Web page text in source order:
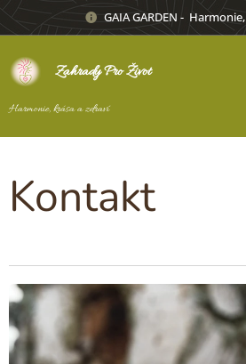
GAIA GARDEN -
Zahrady Pro Život
Harmonie, krása a zdraví
Kontakt